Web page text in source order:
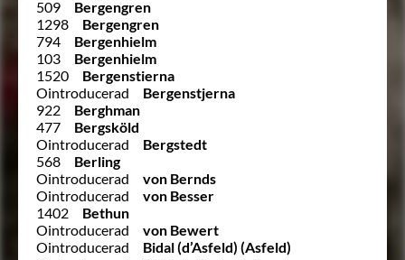
509
Bergengren
1298
Bergengren
794
Bergenhielm
103
Bergenhielm
1520
Bergenstierna
Ointroducerad
Bergenstjerna
922
Berghman
477
Bergsköld
Ointroducerad
Bergstedt
568
Berling
Ointroducerad
von Bernds
Ointroducerad
von Besser
1402
Bethun
Ointroducerad
von Bewert
Ointroducerad
Bidal (d’Asfeld) (Asfeld)